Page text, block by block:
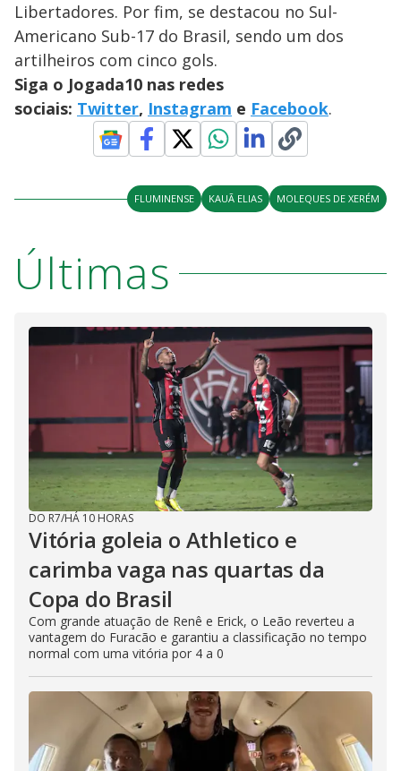
Libertadores. Por fim, se destacou no Sul-
Americano Sub-17 do Brasil, sendo um dos
artilheiros com cinco gols.
Siga o Jogada10 nas redes
sociais: Twitter, Instagram e Facebook.
FLUMINENSE KAUÃ ELIAS MOLEQUES DE XERÉM
Últimas
DO R7/HÁ 10 HORAS
Vitória goleia o Athletico e
carimba vaga nas quartas da
Copa do Brasil
Com grande atuação de Renê e Erick, o Leão reverteu a
vantagem do Furacão e garantiu a classificação no tempo
normal com uma vitória por 4 a 0